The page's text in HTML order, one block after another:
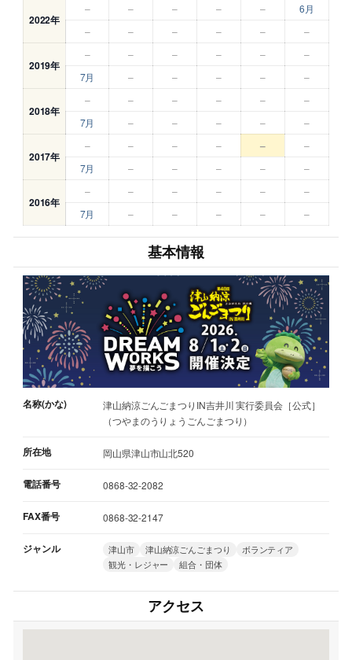
2022年
– – – – –
6月
–
– – – – –
2019年
– – – – –
–
7月
– – – – –
2018年
– – – – –
–
7月
– – – – –
2017年
– – – – –
–
7月
– – – – –
2016年
– – – – –
–
7月
– – – – –
基本情報
名称(かな)
津山納涼ごんごまつりIN吉井川 実行委員会［公式］
（つやまのうりょうごんごまつり）
所在地 岡山県津山市山北520
電話番号 0868-32-2082
FAX番号 0868-32-2147
ジャンル 津山市 津山納涼ごんごまつり
ボランティア
観光・レジャー
組合・団体
アクセス